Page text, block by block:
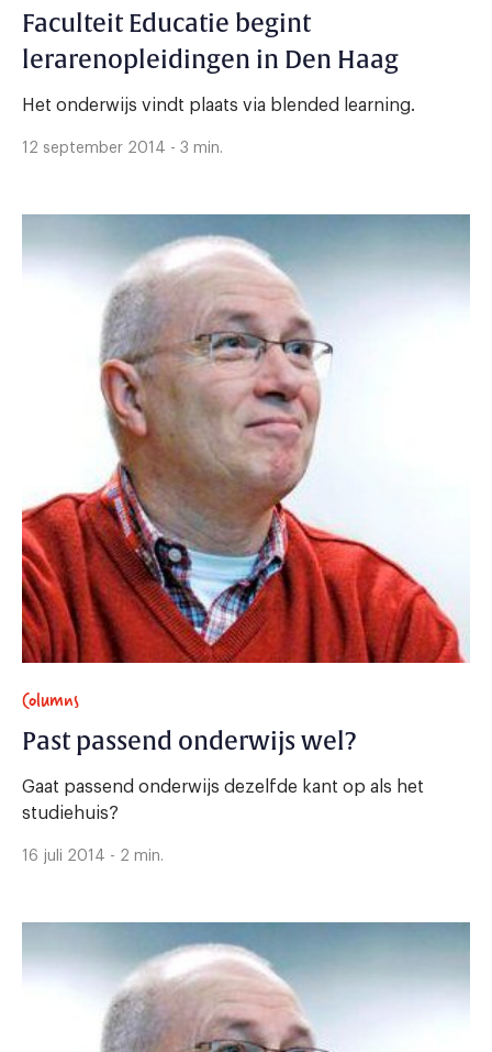
Faculteit Educatie begint
lerarenopleidingen in Den Haag
Het onderwijs vindt plaats via blended learning.
12 september 2014 - 3 min.
Columns
Past passend onderwijs wel?
Gaat passend onderwijs dezelfde kant op als het
studiehuis?
16 juli 2014 - 2 min.